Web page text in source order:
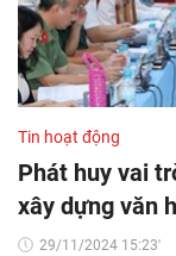
Tin hoạt động
Phát huy vai
xây dựng văn
29/11/2024 15:23'